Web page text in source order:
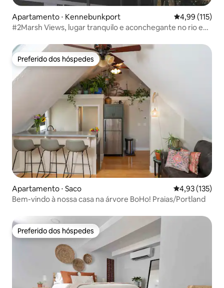
Apartamento ⋅ Kennebunkport 4,99 de uma
4,99 (115)
#2Marsh Views, lugar tranquilo e aconchegante no rio e
Preferido dos hóspedes
Preferido dos hóspedes
Apartamento ⋅ Saco 4,93 de uma
4,93 (135)
Bem-vindo à nossa casa na árvore BoHo! Praias/Portland
Preferido dos hóspedes
Preferido dos hóspedes